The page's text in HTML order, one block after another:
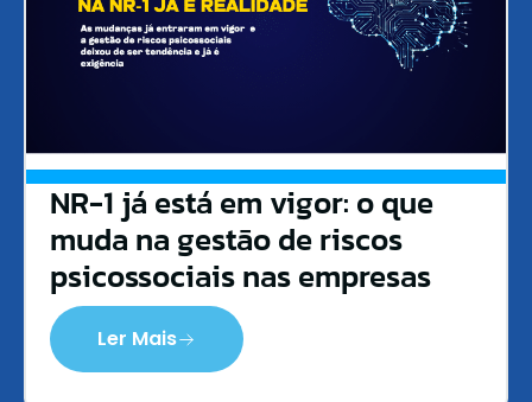
NR-1 já está em vigor: o que
muda na gestão de riscos
psicossociais nas empresas
Ler Mais